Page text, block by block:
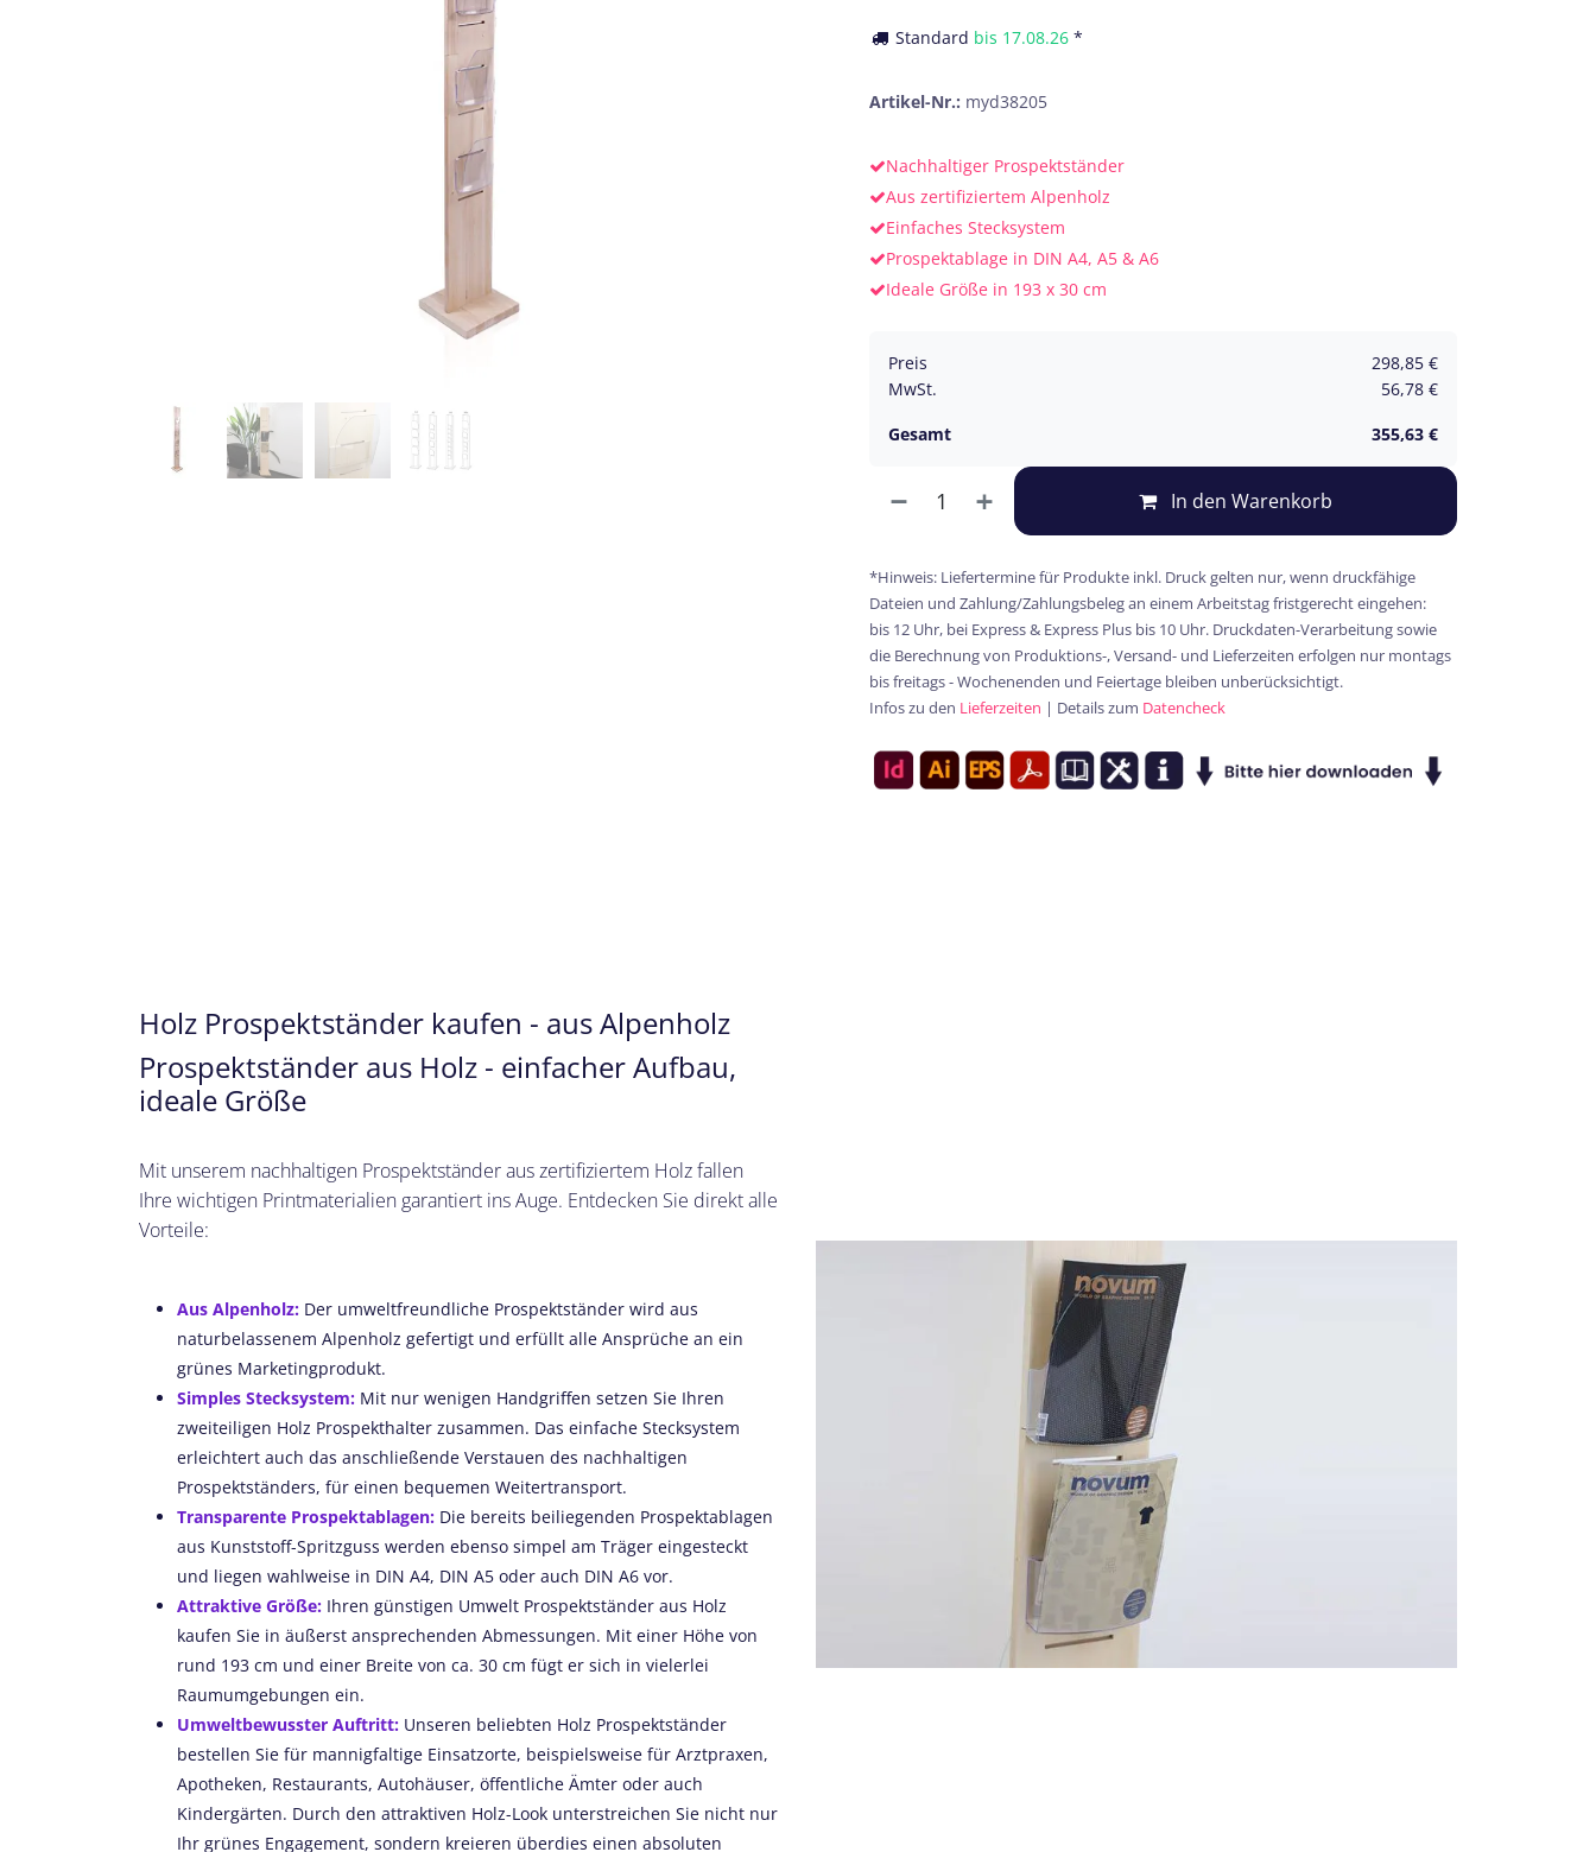
Standard bis 17.08.26 *
Artikel-Nr.: myd38205
Nachhaltiger Prospektständer
Aus zertifiziertem Alpenholz
Einfaches Stecksystem
Prospektablage in DIN A4, A5 & A6
Ideale Größe in 193 x 30 cm
Preis 298,85 €
MwSt.
56,78 €
Gesamt
355,63 €
In den Warenkorb
*Hinweis: Liefertermine für Produkte inkl. Druck gelten nur, wenn druckfähige
Dateien und Zahlung/Zahlungsbeleg an einem Arbeitstag fristgerecht eingehen:
bis 12 Uhr, bei Express & Express Plus bis 10 Uhr. Druckdaten-Verarbeitung sowie
die Berechnung von Produktions-, Versand- und Lieferzeiten erfolgen nur montags
bis freitags - Wochenenden und Feiertage bleiben unberücksichtigt.
Infos zu den Lieferzeiten | Details zum Datencheck
Holz Prospektständer kaufen - aus Alpenholz
Prospektständer aus Holz - einfacher Aufbau,
ideale Größe
Mit unserem nachhaltigen Prospektständer aus zertifiziertem Holz fallen
Ihre wichtigen Printmaterialien garantiert ins Auge. Entdecken Sie direkt alle
Vorteile:
Aus Alpenholz: Der umweltfreundliche Prospektständer wird aus
naturbelassenem Alpenholz gefertigt und erfüllt alle Ansprüche an ein
grünes Marketingprodukt.
Simples Stecksystem: Mit nur wenigen Handgriffen setzen Sie Ihren
zweiteiligen Holz Prospekthalter zusammen. Das einfache Stecksystem
erleichtert auch das anschließende Verstauen des nachhaltigen
Prospektständers, für einen bequemen Weitertransport.
Transparente Prospektablagen: Die bereits beiliegenden Prospektablagen
aus Kunststoff-Spritzguss werden ebenso simpel am Träger eingesteckt
und liegen wahlweise in DIN A4, DIN A5 oder auch DIN A6 vor.
Attraktive Größe: Ihren günstigen Umwelt Prospektständer aus Holz
kaufen Sie in äußerst ansprechenden Abmessungen. Mit einer Höhe von
rund 193 cm und einer Breite von ca. 30 cm fügt er sich in vielerlei
Raumumgebungen ein.
Umweltbewusster Auftritt: Unseren beliebten Holz Prospektständer
bestellen Sie für mannigfaltige Einsatzorte, beispielsweise für Arztpraxen,
Apotheken, Restaurants, Autohäuser, öffentliche Ämter oder auch
Kindergärten. Durch den attraktiven Holz-Look unterstreichen Sie nicht nur
Ihr grünes Engagement, sondern kreieren überdies einen absoluten